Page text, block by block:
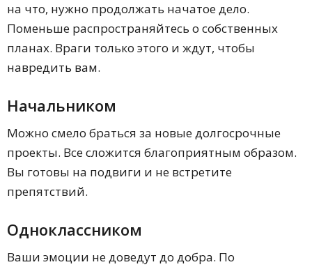
на что, нужно продолжать начатое дело.
Поменьше распространяйтесь о собственных
планах. Враги только этого и ждут, чтобы
навредить вам.
Начальником
Можно смело браться за новые долгосрочные
проекты. Все сложится благоприятным образом.
Вы готовы на подвиги и не встретите
препятствий.
Одноклассником
Ваши эмоции не доведут до добра. По